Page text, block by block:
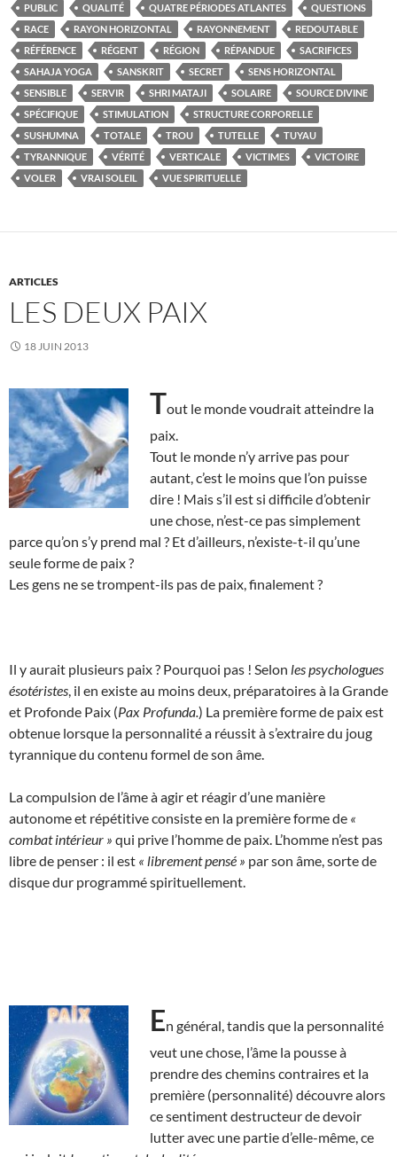
PUBLIC
QUALITÉ QUATRE PÉRIODES ATLANTES
QUESTIONS
RACE
RAYON HORIZONTAL RAYONNEMENT
REDOUTABLE
RÉFÉRENCE
RÉGENT RÉGION RÉPANDUE
SACRIFICES
SAHAJA YOGA
SANSKRIT SECRET
SENS HORIZONTAL
SENSIBLE
SERVIR SHRI MATAJI SOLAIRE
SOURCE DIVINE
SPÉCIFIQUE
STIMULATION
STRUCTURE CORPORELLE
SUSHUMNA
TOTALE TROU TUTELLE
TUYAU
TYRANNIQUE
VÉRITÉ VERTICALE VICTIMES
VICTOIRE
VOLER
VRAI SOLEIL VUE SPIRITUELLE
ARTICLES
LES DEUX PAIX
18 JUIN 2013
Tout le monde voudrait atteindre la
paix.
Tout le monde n’y arrive pas pour
autant, c’est le moins que l’on puisse
dire ! Mais s’il est si difficile d’obtenir
une chose, n’est-ce pas simplement
parce qu’on s’y prend mal ? Et d’ailleurs, n’existe-t-il qu’une
seule forme de paix ?
Les gens ne se trompent-ils pas de paix, finalement ?
Il y aurait plusieurs paix ? Pourquoi pas ! Selon les psychologues
ésotéristes , il en existe au moins deux, préparatoires à la Grande
et Profonde Paix (Pax Profunda.) La première forme de paix est
obtenue lorsque la personnalité a réussit à s’extraire du joug
tyrannique du contenu formel de son âme.
La compulsion de l’âme à agir et réagir d’une manière
autonome et répétitive consiste en la première forme de «
combat intérieur » qui prive l’homme de paix. L’homme n’est pas
libre de penser : il est « librement pensé » par son âme, sorte de
disque dur programmé spirituellement.
En général, tandis que la personnalité
veut une chose, l’âme la pousse à
prendre des chemins contraires et la
première (personnalité) découvre alors
ce sentiment destructeur de devoir
lutter avec une partie d’elle-même, ce